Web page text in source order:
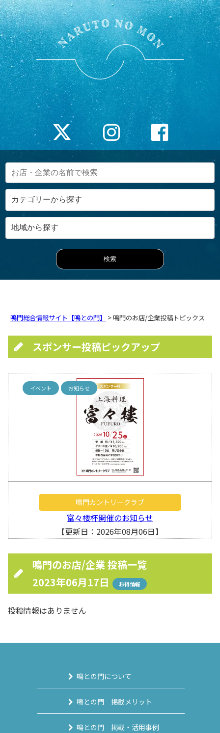
鳴門総合情報サイト【鳴との門】 > 鳴門のお店/企業投稿トピックス
スポンサー投稿ピックアップ
イベント お知らせ
鳴門カントリークラブ
富々楼杯開催のお知らせ
【更新日：2026年08月06日】
鳴門のお店/企業 投稿一覧
2023年06月17日
お得情報
投稿情報はありません
鳴との門について
鳴との門 掲載メリット
鳴との門 掲載・活用事例